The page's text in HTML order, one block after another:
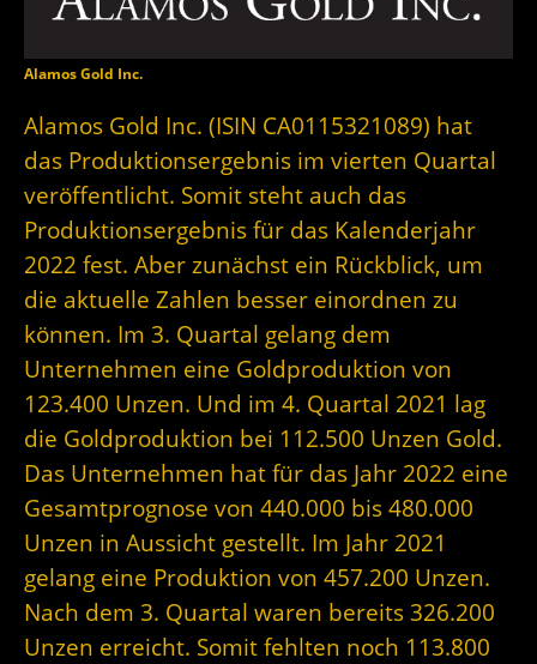
Alamos Gold Inc.
Alamos Gold Inc. (ISIN CA0115321089) hat
das Produktionsergebnis im vierten Quartal
veröffentlicht. Somit steht auch das
Produktionsergebnis für das Kalenderjahr
2022 fest. Aber zunächst ein Rückblick, um
die aktuelle Zahlen besser einordnen zu
können. Im 3. Quartal gelang dem
Unternehmen eine Goldproduktion von
123.400 Unzen. Und im 4. Quartal 2021 lag
die Goldproduktion bei 112.500 Unzen Gold.
Das Unternehmen hat für das Jahr 2022 eine
Gesamtprognose von 440.000 bis 480.000
Unzen in Aussicht gestellt. Im Jahr 2021
gelang eine Produktion von 457.200 Unzen.
Nach dem 3. Quartal waren bereits 326.200
Unzen erreicht. Somit fehlten noch 113.800